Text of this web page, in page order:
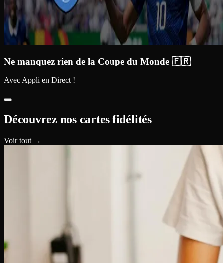
Ne manquez rien de la Coupe du Monde 🇫🇷
Avec Appli en Direct !
Découvrez nos cartes fidélités
Voir tout →